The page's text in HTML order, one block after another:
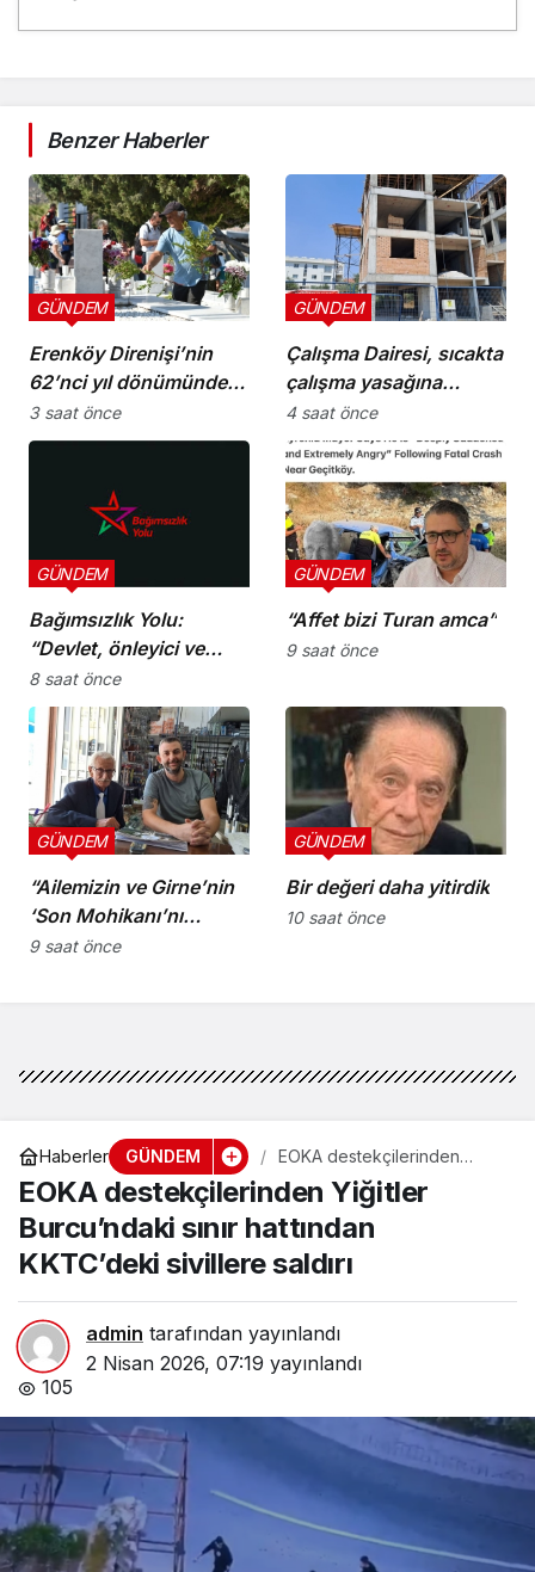
Benzer Haberler
Erenköy Direnişi’nin
62’nci yıl dönümünde
şehitler törenle anıldı
GÜNDEM
3 saat önce
Çalışma Dairesi, sıcakta
çalışma yasağına
uymayan 19 iş yerine
uyarı verdi
GÜNDEM
4 saat önce
Bağımsızlık Yolu:
“Devlet, önleyici ve
koruyucu
sorumluluklarını yerine
getirmeli”
GÜNDEM
8 saat önce
“Affet bizi Turan amca”
GÜNDEM
9 saat önce
“Ailemizin ve Girne’nin
‘Son Mohikanı’nı
kaybettik”
GÜNDEM
9 saat önce
Bir değeri daha yitirdik
GÜNDEM
10 saat önce
Haberler GÜNDEM
EOKA destekçilerinden
Yiğitler Burcu’ndaki sınır
hattından KKTC’deki sivillere
saldırı
EOKA destekçilerinden Yiğitler
Burcu’ndaki sınır hattından
KKTC’deki sivillere saldırı
admin tarafından yayınlandı
2 Nisan 2026, 07:19 yayınlandı
105